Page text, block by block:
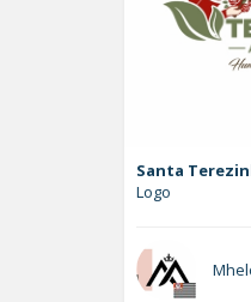
Santa
Logo